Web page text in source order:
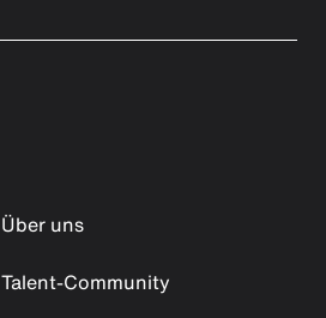
Über uns
Talent-Community